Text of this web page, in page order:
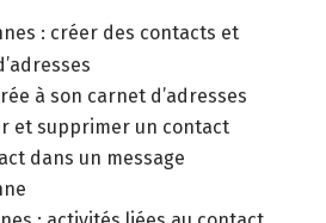
: créer des contacts et
à son carnet d’adresses
et supprimer un contact
dans un message